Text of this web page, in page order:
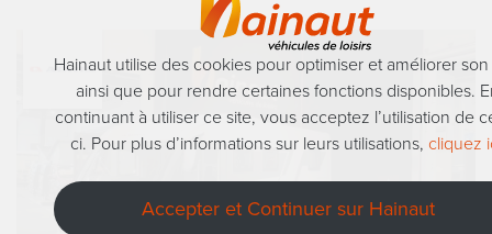
Hainaut utilise des cookies pour optimiser et améliorer son
ainsi que pour rendre certaines fonctions disponibles.
continuant à utiliser ce site, vous acceptez l’utilisation de
ci. Pour plus d’informations sur leurs utilisations, cliquez
Accepter et Continuer sur Hainaut